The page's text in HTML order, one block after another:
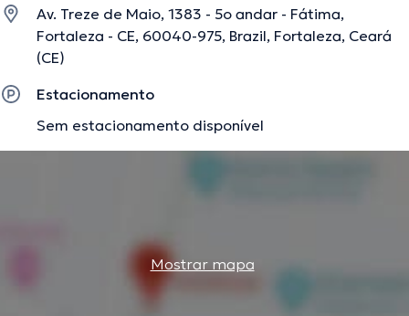
Av. Treze de Maio, 1383 - 5o andar - Fátima,
Fortaleza - CE, 60040-975, Brazil, Fortaleza, Ceará
(CE)
Estacionamento
Sem estacionamento disponível
Mostrar mapa